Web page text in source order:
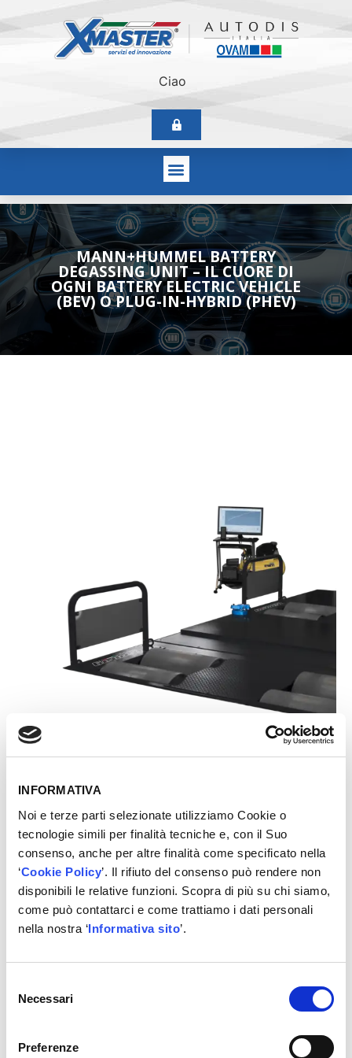
INFORMATIVA
Noi e terze parti selezionate utilizziamo Cookie o
tecnologie simili per finalità tecniche e, con il Suo
consenso, anche per altre finalità come specificato nella
‘Cookie Policy’. Il rifiuto del consenso può rendere non
disponibili le relative funzioni. Scopra di più su chi siamo,
come può contattarci e come trattiamo i dati personali
nella nostra ‘Informativa sito’.
delNecessari
Preferenze
Ciao
MANN+HUMMEL BATTERY
DEGASSING UNIT – IL CUORE DI
OGNI BATTERY ELECTRIC VEHICLE
(BEV) O PLUG-IN-HYBRID (PHEV)
Fondamentale componente per i veicoli elettrici è il
dispositivo di degassing della batteria, per cui
MANN+HUMMEL ha già avviato la produzione in serie
con veicoli ibridi, puramente elettrici e plug-in. Il kit di
sull’alloggiamento della batteria, è una membrana
permanente della pressione tra il sistema di batterie e